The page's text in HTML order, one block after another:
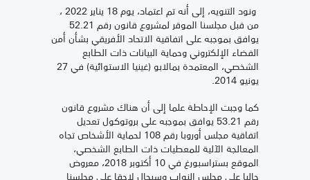
ونود التنويه، إلى أنه تم اعتماد، يوم 18 يناير 2022 ،
من قبل مجلسنا الموقر لمشروع قانون رقم 52.21
يوافق بموجبه على اتفاقية الاتحاد الأفريقي بشأن أمن
الفضاء الإلكتروني وحماية البيانات ذات الطابع
الشخصي، المعتمدة بمالابو (غينيا الاستوائية) في 27
يونيو 2014.
كما وجبت الإحاطة علما إلى أن هناك مشروع قانون
رقم 53.21 يوافق بموجبه على بروتوكول تعديل
اتفاقية مجلس أوروبا رقم 108 لحماية الأشخاص تجاه
المعالجة الآلية للمعطيات ذات الطابع الشخصي،
الموقع بستراسبورغ في 10 أكتوبر 2018، معروض
حاليا على مجلس النواب وسيحال لاحقا على مجلسنا